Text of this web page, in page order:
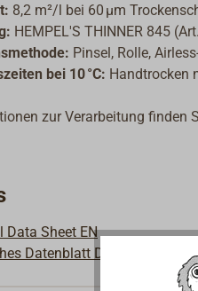
8,2 m²/l bei 60 µm
HEMPEL'S THINNER 845
Pinsel, Rolle,
bei 10 °C: Handtrocken
zur Verarbeitung finden
Data Sheet EN
Datenblatt DE